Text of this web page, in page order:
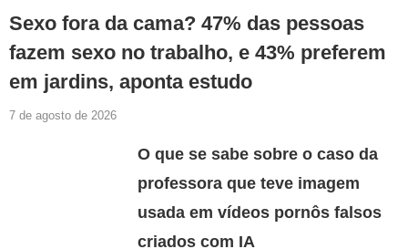
Sexo fora da cama? 47% das pessoas
fazem sexo no trabalho, e 43% preferem
em jardins, aponta estudo
7 de agosto de 2026
O que se sabe sobre o caso da
professora que teve imagem
usada em vídeos pornôs falsos
criados com IA